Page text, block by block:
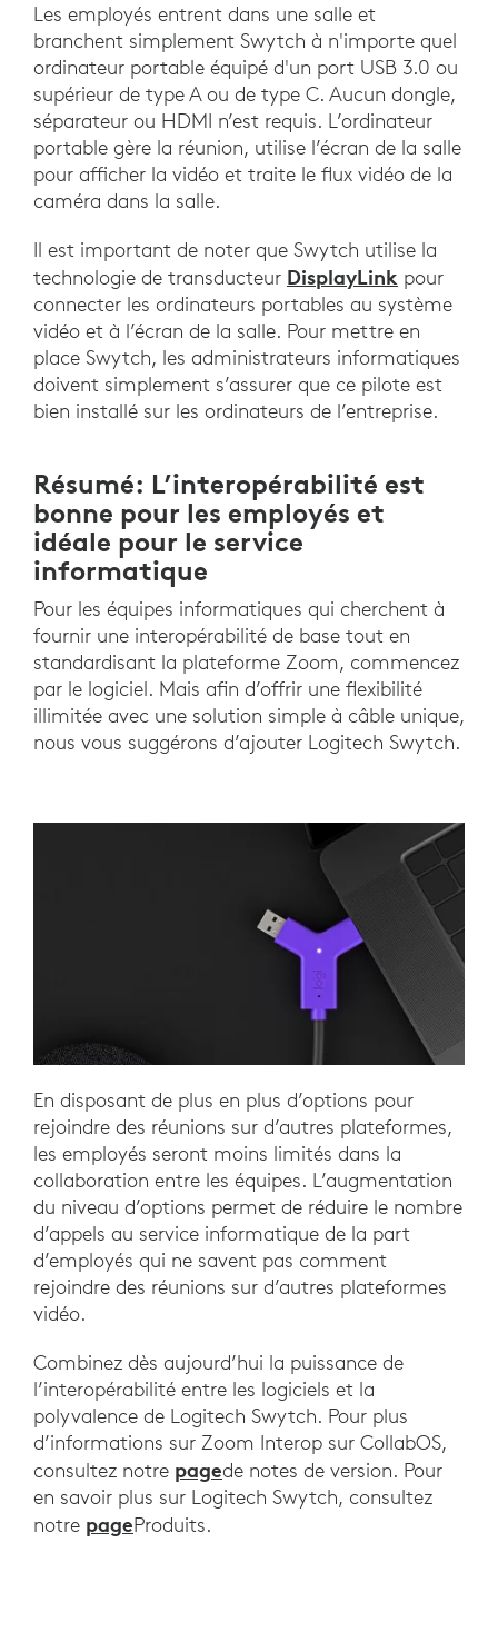
Les employés entrent dans une salle et
branchent simplement Swytch à n'importe quel
ordinateur portable équipé d'un port USB 3.0 ou
supérieur de type A ou de type C. Aucun dongle,
séparateur ou HDMI n’est requis. L’ordinateur
portable gère la réunion, utilise l’écran de la salle
pour afficher la vidéo et traite le flux vidéo de la
caméra dans la salle.
Il est important de noter que Swytch utilise la
technologie de transducteur DisplayLink pour
connecter les ordinateurs portables au système
vidéo et à l’écran de la salle. Pour mettre en
place Swytch, les administrateurs informatiques
doivent simplement s’assurer que ce pilote est
bien installé sur les ordinateurs de l’entreprise.
Résumé: L’interopérabilité est
bonne pour les employés et
idéale pour le service
informatique
Pour les équipes informatiques qui cherchent à
fournir une interopérabilité de base tout en
standardisant la plateforme Zoom, commencez
par le logiciel. Mais afin d’offrir une flexibilité
illimitée avec une solution simple à câble unique,
nous vous suggérons d’ajouter Logitech Swytch.
En disposant de plus en plus d’options pour
rejoindre des réunions sur d’autres plateformes,
les employés seront moins limités dans la
collaboration entre les équipes. L’augmentation
du niveau d’options permet de réduire le nombre
d’appels au service informatique de la part
d’employés qui ne savent pas comment
rejoindre des réunions sur d’autres plateformes
vidéo.
Combinez dès aujourd’hui la puissance de
l’interopérabilité entre les logiciels et la
polyvalence de Logitech Swytch. Pour plus
d’informations sur Zoom Interop sur CollabOS,
consultez notre pagede notes de version. Pour
en savoir plus sur Logitech Swytch, consultez
notre pageProduits.